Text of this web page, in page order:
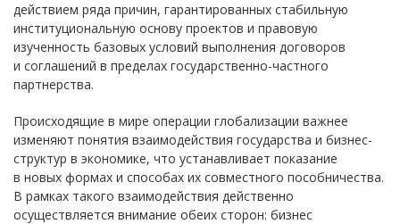
действием ряда причин, гарантированных стабильную
институциональную основу проектов и правовую
изученность базовых условий выполнения договоров
и соглашений в пределах государственно-частного
партнерства.
Происходящие в мире операции глобализации важнее
изменяют понятия взаимодействия государства и бизнес-
структур в экономике, что устанавливает показание
в новых формах и способах их совместного пособничества.
В рамках такого взаимодействия действенно
осуществляется внимание обеих сторон: бизнес